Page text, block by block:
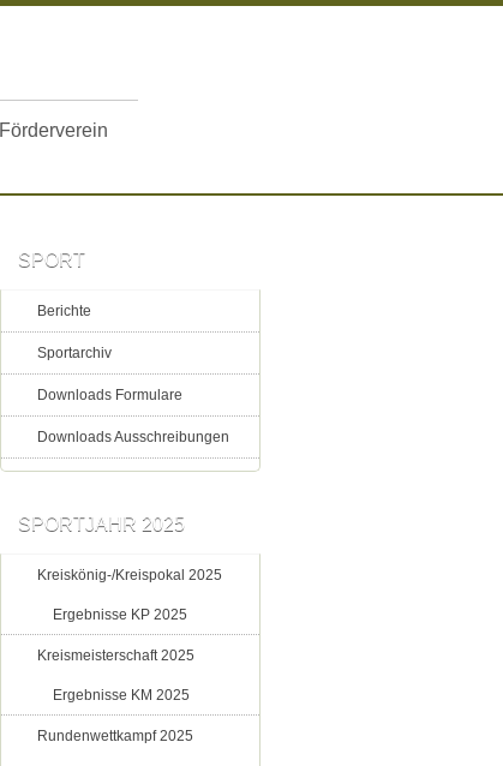
Förderverein
SPORT
Berichte
Sportarchiv
Downloads Formulare
Downloads Ausschreibungen
SPORTJAHR 2025
Kreiskönig-/Kreispokal 2025
Ergebnisse KP 2025
Kreismeisterschaft 2025
Ergebnisse KM 2025
Rundenwettkampf 2025